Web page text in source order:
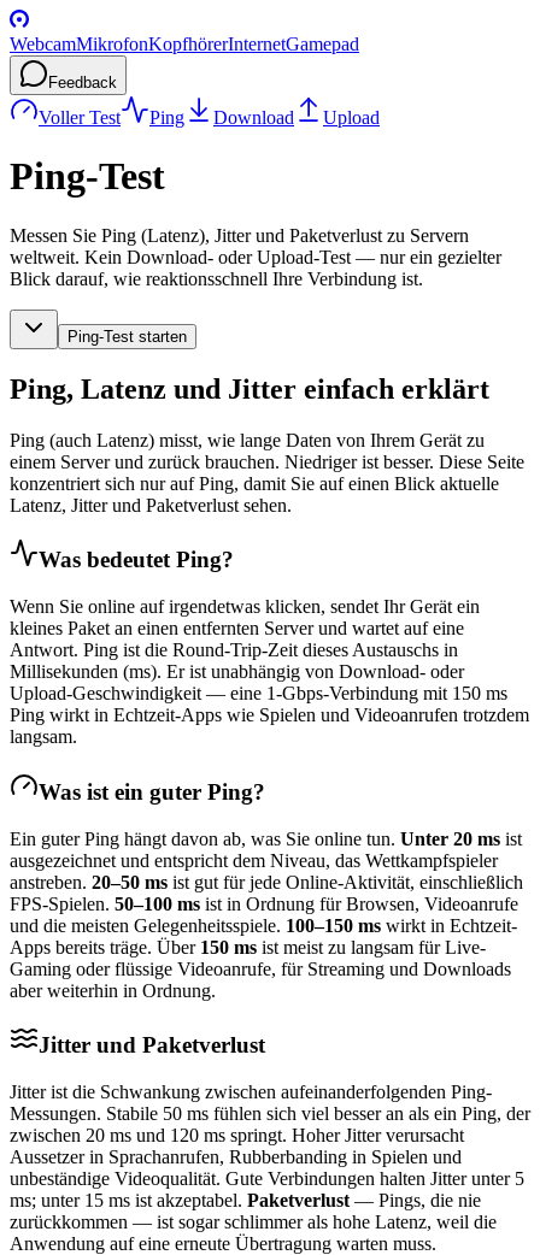
WebcamMikrofonKopfhörerInternetGamepad
Feedback
Voller Test Ping Download Upload
Ping-Test
Messen Sie Ping (Latenz), Jitter und Paketverlust zu Servern
weltweit. Kein Download- oder Upload-Test — nur ein gezielter
Blick darauf, wie reaktionsschnell Ihre Verbindung ist.
Ping-Test starten
Ping, Latenz und Jitter einfach erklärt
Ping (auch Latenz) misst, wie lange Daten von Ihrem Gerät zu
einem Server und zurück brauchen. Niedriger ist besser. Diese Seite
konzentriert sich nur auf Ping, damit Sie auf einen Blick aktuelle
Latenz, Jitter und Paketverlust sehen.
Was bedeutet Ping?
Wenn Sie online auf irgendetwas klicken, sendet Ihr Gerät ein
kleines Paket an einen entfernten Server und wartet auf eine
Antwort. Ping ist die Round-Trip-Zeit dieses Austauschs in
Millisekunden (ms). Er ist unabhängig von Download- oder
Upload-Geschwindigkeit — eine 1-Gbps-Verbindung mit 150 ms
Ping wirkt in Echtzeit-Apps wie Spielen und Videoanrufen trotzdem
langsam.
Was ist ein guter Ping?
Ein guter Ping hängt davon ab, was Sie online tun. Unter 20 ms ist
ausgezeichnet und entspricht dem Niveau, das Wettkampfspieler
anstreben. 20–50 ms ist gut für jede Online-Aktivität, einschließlich
FPS-Spielen. 50–100 ms ist in Ordnung für Browsen, Videoanrufe
und die meisten Gelegenheitsspiele. 100–150 ms wirkt in Echtzeit-
Apps bereits träge. Über 150 ms ist meist zu langsam für Live-
Gaming oder flüssige Videoanrufe, für Streaming und Downloads
aber weiterhin in Ordnung.
Jitter und Paketverlust
Jitter ist die Schwankung zwischen aufeinanderfolgenden Ping-
Messungen. Stabile 50 ms fühlen sich viel besser an als ein Ping, der
zwischen 20 ms und 120 ms springt. Hoher Jitter verursacht
Aussetzer in Sprachanrufen, Rubberbanding in Spielen und
unbeständige Videoqualität. Gute Verbindungen halten Jitter unter 5
ms; unter 15 ms ist akzeptabel. Paketverlust — Pings, die nie
zurückkommen — ist sogar schlimmer als hohe Latenz, weil die
Anwendung auf eine erneute Übertragung warten muss.